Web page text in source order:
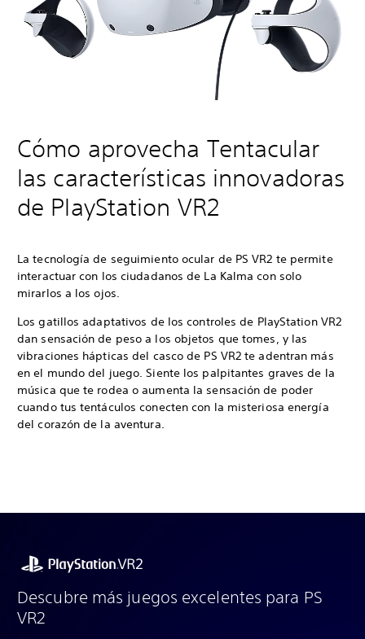
Cómo aprovecha Tentacular
las características innovadoras
de PlayStation VR2
La tecnología de seguimiento ocular de PS VR2 te permite
interactuar con los ciudadanos de La Kalma con solo
mirarlos a los ojos.
Los gatillos adaptativos de los controles de PlayStation VR2
dan sensación de peso a los objetos que tomes, y las
vibraciones hápticas del casco de PS VR2 te adentran más
en el mundo del juego. Siente los palpitantes graves de la
música que te rodea o aumenta la sensación de poder
cuando tus tentáculos conecten con la misteriosa energía
del corazón de la aventura.
Descubre más juegos excelentes para PS
VR2